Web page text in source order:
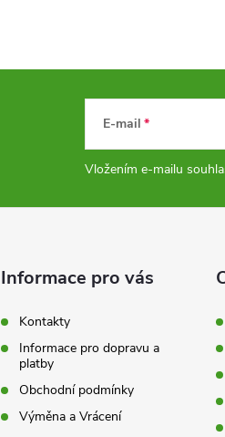
E-mail
Vložením e-mailu
Informace pro vás
Kontakty
Informace pro dopravu a
platby
Obchodní podmínky
Výměna a Vrácení